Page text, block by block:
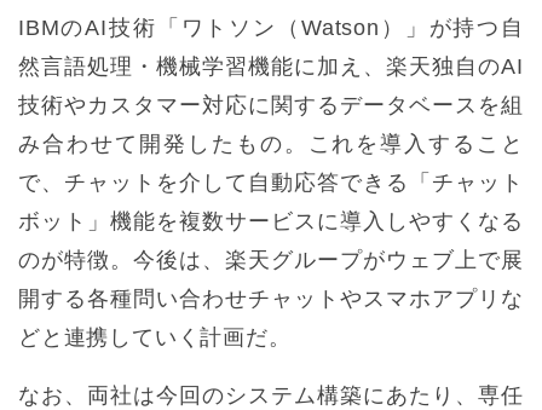
IBMのAI技術「ワトソン（Watson）」が持つ自
然言語処理・機械学習機能に加え、楽天独自のAI
技術やカスタマー対応に関するデータベースを組
み合わせて開発したもの。これを導入すること
で、チャットを介して自動応答できる「チャット
ボット」機能を複数サービスに導入しやすくなる
のが特徴。今後は、楽天グループがウェブ上で展
開する各種問い合わせチャットやスマホアプリな
どと連携していく計画だ。
なお、両社は今回のシステム構築にあたり、専任